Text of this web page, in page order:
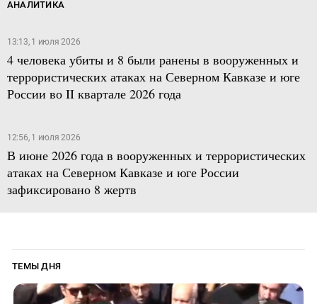
АНАЛИТИКА
13:13, 1 июля 2026
4 человека убиты и 8 были ранены в вооруженных и
террористических атаках на Северном Кавказе и юге
России во II квартале 2026 года
12:56, 1 июля 2026
В июне 2026 года в вооруженных и террористических
атаках на Северном Кавказе и юге России
зафиксировано 8 жертв
ТЕМЫ ДНЯ